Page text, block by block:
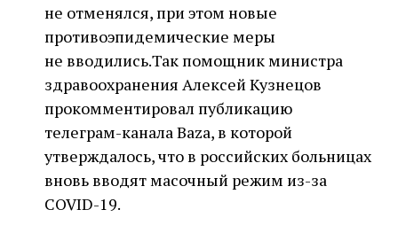
не отменялся, при этом новые
противоэпидемические меры
не вводились.Так помощник министра
здравоохранения Алексей Кузнецов
прокомментировал публикацию
телеграм-канала Baza, в которой
утверждалось, что в российских больницах
вновь вводят масочный режим из-за
COVID-19.